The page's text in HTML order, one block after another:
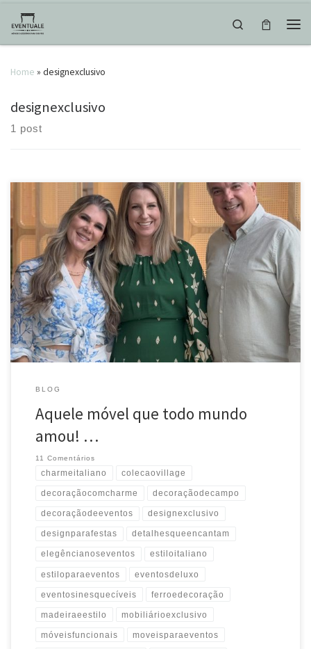
Skip to content
Search
Home » designexclusivo
designexclusivo
1 post
Aquele móvel que todo mundo amou! E a @eventuale.com.br vai
levar! Decorativo e cheio de estilo, perfeito para compor qualquer
ambiente. #coleçãovillage #charmeitaliano #designexclusivo
#móveisrústicos #texturasúnicas #madeiraeestilo #ferroedecoração
#decoraçãodecampo #estiloitaliano #móveisfuncionais
#detalhesqueencantam #decoraçãodeeventos #móveisparaeventos
#eventosdeluxo #designparafestas #mobiliárioexclusivo
#estiloparaeventos #decoraçãocomcharme #móveispersonalizados
#detalhesqueencantam #elegêncianoseventos #eventosinesquecíveis
BLOG
Aquele móvel que todo mundo
amou! …
11 Comentários
charmeitaliano colecaovillage
decoraçãocomcharme decoraçãodecampo
decoraçãodeeventos designexclusivo
designparafestas detalhesqueencantam
elegêncianoseventos estiloitaliano
estiloparaeventos eventosdeluxo
eventosinesquecíveis ferroedecoração
madeiraeestilo mobiliárioexclusivo
móveisfuncionais moveisparaeventos